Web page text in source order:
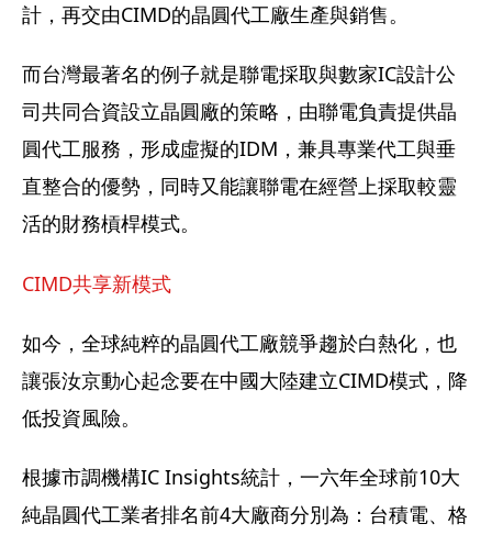
計，再交由CIMD的晶圓代工廠生產與銷售。
而台灣最著名的例子就是聯電採取與數家IC設計公
司共同合資設立晶圓廠的策略，由聯電負責提供晶
圓代工服務，形成虛擬的IDM，兼具專業代工與垂
直整合的優勢，同時又能讓聯電在經營上採取較靈
活的財務槓桿模式。
CIMD共享新模式
如今，全球純粹的晶圓代工廠競爭趨於白熱化，也
讓張汝京動心起念要在中國大陸建立CIMD模式，降
低投資風險。
根據市調機構IC Insights統計，一六年全球前10大
純晶圓代工業者排名前4大廠商分別為：台積電、格